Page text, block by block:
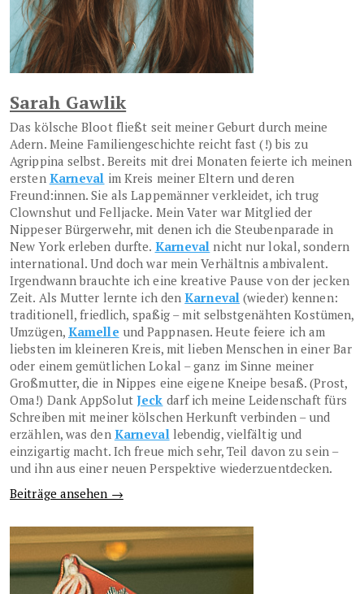
Sarah Gawlik
Das kölsche Bloot fließt seit meiner Geburt durch meine
Adern. Meine Familiengeschichte reicht fast (!) bis zu
Agrippina selbst. Bereits mit drei Monaten feierte ich meinen
ersten Karneval im Kreis meiner Eltern und deren
Freund:innen. Sie als Lappemänner verkleidet, ich trug
Clownshut und Felljacke. Mein Vater war Mitglied der
Nippeser Bürgerwehr, mit denen ich die Steubenparade in
New York erleben durfte. Karneval nicht nur lokal, sondern
international. Und doch war mein Verhältnis ambivalent.
Irgendwann brauchte ich eine kreative Pause von der jecken
Zeit. Als Mutter lernte ich denKarneval (wieder) kennen:
traditionell, friedlich, spaßig – mit selbstgenähten Kostümen,
Umzügen, Kamelle und Pappnasen. Heute feiere ich am
liebsten im kleineren Kreis, mit lieben Menschen in einer Bar
oder einem gemütlichen Lokal – ganz im Sinne meiner
Großmutter, die in Nippes eine eigene Kneipe besaß. (Prost,
Oma!) Dank AppSolutJeck darf ich meine Leidenschaft fürs
Schreiben mit meiner kölschen Herkunft verbinden – und
erzählen, was den Karneval lebendig, vielfältig und
einzigartig macht. Ich freue mich sehr, Teil davon zu sein –
und ihn aus einer neuen Perspektive wiederzuentdecken.
Beiträge ansehen →